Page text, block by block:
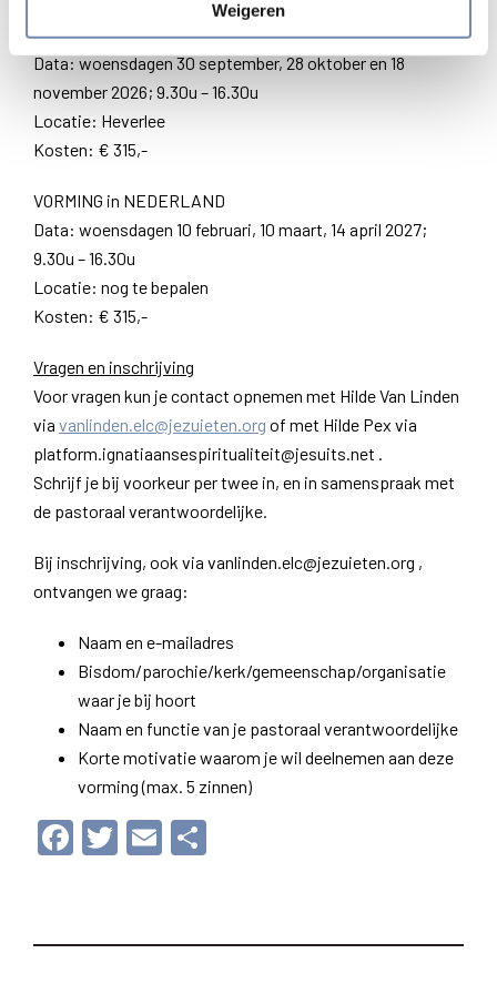
Weigeren
VORMING in VLAANDEREN
Data: woensdagen 30 september, 28 oktober en 18
november 2026; 9.30u – 16.30u
Locatie: Heverlee
Kosten: € 315,-
VORMING in NEDERLAND
Data: woensdagen 10 februari, 10 maart, 14 april 2027;
9.30u – 16.30u
Locatie: nog te bepalen
Kosten: € 315,-
Vragen en inschrijving
Voor vragen kun je contact opnemen met Hilde Van Linden
via vanlinden.elc@jezuieten.org of met Hilde Pex via
platform.ignatiaansespiritualiteit@jesuits.net .
Schrijf je bij voorkeur per twee in, en in samenspraak met
de pastoraal verantwoordelijke.
Bij inschrijving, ook via vanlinden.elc@jezuieten.org ,
ontvangen we graag:
Naam en e-mailadres
Bisdom/parochie/kerk/gemeenschap/organisatie
waar je bij hoort
Naam en functie van je pastoraal verantwoordelijke
Korte motivatie waarom je wil deelnemen aan deze
vorming (max. 5 zinnen)
Facebook
Twitter
Email